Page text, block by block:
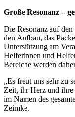
Große Resonanz –
Die Resonanz auf
den Aufbau, das
Unterstützung am
Helferinnen und
Bereiche werden
„Es freut uns sehr zu
Zeit, ihr Herz und ihre
im Namen des
Zeimke.